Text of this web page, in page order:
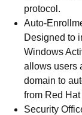
protocol.
Auto-
Designed to
Windows
allows users
domain to
from Red
Security